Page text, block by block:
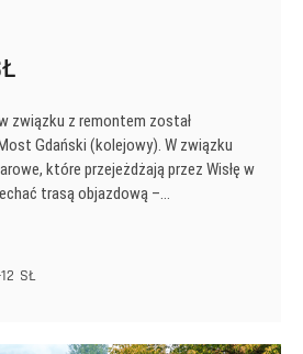
związku z remontem został
Gdański (kolejowy). W związku
które przejeżdżają przez Wisłę w
trasą objazdową –…
SŁ